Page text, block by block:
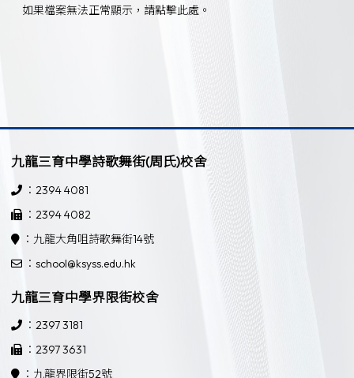
如果檔案無法正常顯示，請點擊此處。
九龍三育中學詩歌舞街(周氏)校舍
：2394 4081
：2394 4082
：九龍大角咀詩歌舞街14號
：school@ksyss.edu.hk
九龍三育中學界限街校舍
：2397 3181
：2397 3631
：九龍界限街52號